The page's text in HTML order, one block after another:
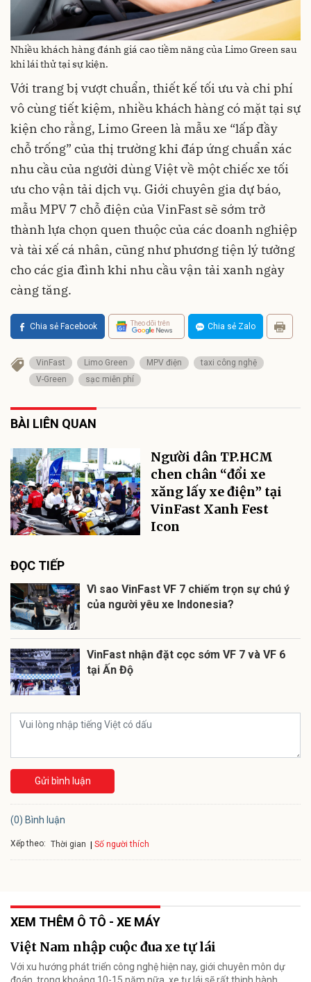
Nhiều khách hàng đánh giá cao tiềm năng của Limo Green sau
khi lái thử tại sự kiện.
Với trang bị vượt chuẩn, thiết kế tối ưu và chi phí
vô cùng tiết kiệm, nhiều khách hàng có mặt tại sự
kiện cho rằng, Limo Green là mẫu xe “lấp đầy
chỗ trống” của thị trường khi đáp ứng chuẩn xác
nhu cầu của người dùng Việt về một chiếc xe tối
ưu cho vận tải dịch vụ. Giới chuyên gia dự báo,
mẫu MPV 7 chỗ điện của VinFast sẽ sớm trở
thành lựa chọn quen thuộc của các doanh nghiệp
và tài xế cá nhân, cũng như phương tiện lý tưởng
cho các gia đình khi nhu cầu vận tải xanh ngày
càng tăng.
Chia sẻ Facebook Theo dõi trên Chia sẻ Zalo
VinFast Limo Green MPV điện
taxi công nghệ
V-Green
sạc miễn phí
BÀI LIÊN QUAN
Người dân TP.HCM
chen chân “đổi xe
xăng lấy xe điện” tại
VinFast Xanh Fest
Icon
ĐỌC TIẾP
Vì sao VinFast VF 7 chiếm trọn sự chú ý
của người yêu xe Indonesia?
VinFast nhận đặt cọc sớm VF 7 và VF 6
tại Ấn Độ
Gửi bình luận
(0) Bình luận
Xếp theo: Thời gian Số người thích
XEM THÊM Ô TÔ - XE MÁY
Việt Nam nhập cuộc đua xe tự lái
Với xu hướng phát triển công nghệ hiện nay, giới chuyên môn dự